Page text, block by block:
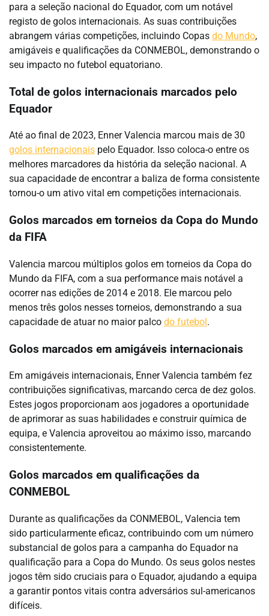
para a seleção nacional do Equador, com um notável
registo de golos internacionais. As suas contribuições
abrangem várias competições, incluindo Copas do Mundo,
amigáveis e qualificações da CONMEBOL, demonstrando o
seu impacto no futebol equatoriano.
Total de golos internacionais marcados pelo
Equador
Até ao final de 2023, Enner Valencia marcou mais de 30
golos internacionais pelo Equador. Isso coloca-o entre os
melhores marcadores da história da seleção nacional. A
sua capacidade de encontrar a baliza de forma consistente
tornou-o um ativo vital em competições internacionais.
Golos marcados em torneios da Copa do Mundo
da FIFA
Valencia marcou múltiplos golos em torneios da Copa do
Mundo da FIFA, com a sua performance mais notável a
ocorrer nas edições de 2014 e 2018. Ele marcou pelo
menos três golos nesses torneios, demonstrando a sua
capacidade de atuar no maior palco do futebol.
Golos marcados em amigáveis internacionais
Em amigáveis internacionais, Enner Valencia também fez
contribuições significativas, marcando cerca de dez golos.
Estes jogos proporcionam aos jogadores a oportunidade
de aprimorar as suas habilidades e construir química de
equipa, e Valencia aproveitou ao máximo isso, marcando
consistentemente.
Golos marcados em qualificações da
CONMEBOL
Durante as qualificações da CONMEBOL, Valencia tem
sido particularmente eficaz, contribuindo com um número
substancial de golos para a campanha do Equador na
qualificação para a Copa do Mundo. Os seus golos nestes
jogos têm sido cruciais para o Equador, ajudando a equipa
a garantir pontos vitais contra adversários sul-americanos
difíceis.